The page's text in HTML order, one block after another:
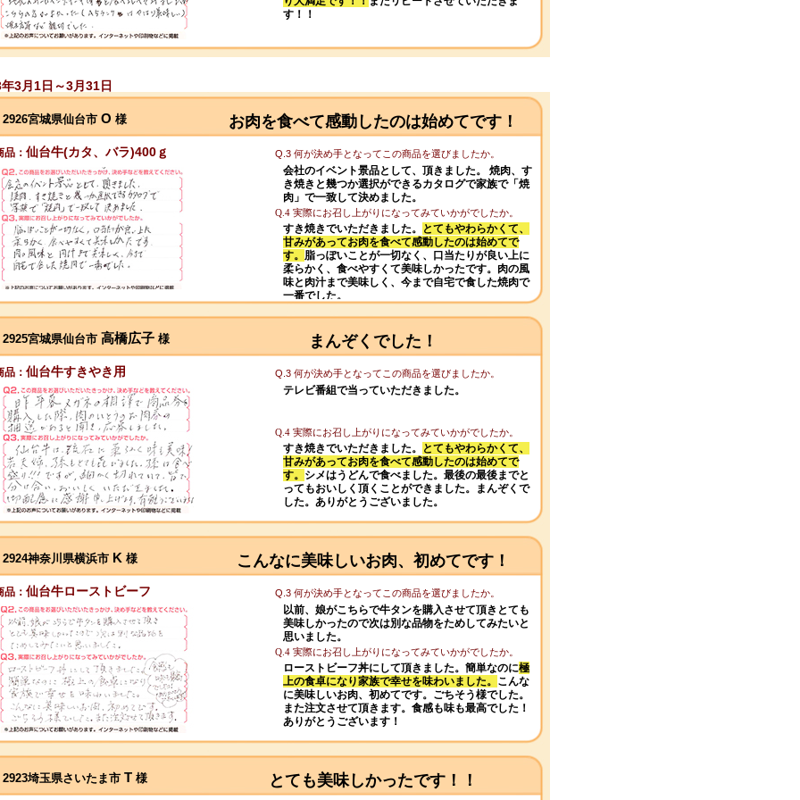
す！！
3月1日～3月31日
2926宮城県仙台市 O 様 お肉を食べて感動したのは始めてです！
品： 仙台牛(カタ、バラ)400ｇ Q.3 何が決め手となってこの商品を選びましたか。
会社のイベント景品として、頂きました。 焼肉、す
き焼きと幾つか選択ができるカタログで家族で「焼
肉」で一致して決めました。
Q.4 実際にお召し上がりになってみていかがでしたか。
すき焼きでいただきました。
とてもやわらかくて、
甘みがあってお肉を食べて感動したのは始めてで
す。 脂っぽいことが一切なく、口当たりが良い上に
柔らかく、食べやすくて美味しかったです。肉の風
味と肉汁まで美味しく、今まで自宅で食した焼肉で
一番でした。
2925宮城県仙台市 高橋広子 様 まんぞくでした！
品： 仙台牛すきやき用 Q.3 何が決め手となってこの商品を選びましたか。
テレビ番組で当っていただきました。
Q.4 実際にお召し上がりになってみていかがでしたか。
すき焼きでいただきました。
とてもやわらかくて、
甘みがあってお肉を食べて感動したのは始めてで
す。 シメはうどんで食べました。最後の最後までと
ってもおいしく頂くことができました。まんぞくで
した。ありがとうございました。
2924神奈川県横浜市 K 様 こんなに美味しいお肉、初めてです！
品： 仙台牛ローストビーフ Q.3 何が決め手となってこの商品を選びましたか。
以前、娘がこちらで牛タンを購入させて頂きとても
美味しかったので次は別な品物をためしてみたいと
思いました。
Q.4 実際にお召し上がりになってみていかがでしたか。
ローストビーフ丼にして頂きました。簡単なのに極
上の食卓になり家族で幸せを味わいました。 こんな
に美味しいお肉、初めてです。ごちそう様でした。
また注文させて頂きます。食感も味も最高でした！
ありがとうございます！
2923埼玉県さいたま市 T 様 とても美味しかったです！！